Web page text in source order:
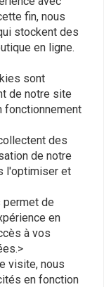
Simon
Erfüllt die
fin, nous
stockent des
en ligne.
sont
de notre site
fonctionnement
des
de notre
l'optimiser et
permet de
en
à vos
visite, nous
en fonction